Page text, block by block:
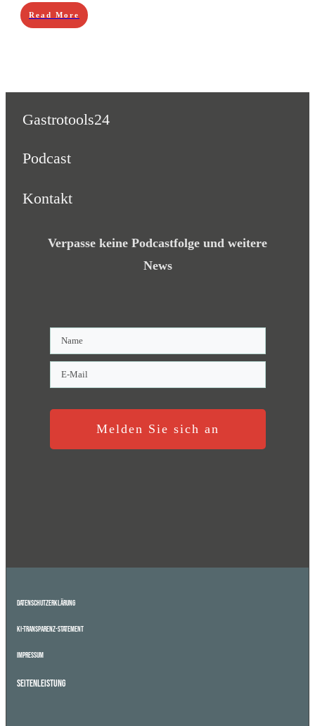
Read More
Gastrotools24
Podcast
Kontakt
Verpasse keine Podcastfolge und weitere
News
Melden Sie sich an
Datenschutzerklärung
KI-Transparenz-Statement
Impressum
Seitenleistung